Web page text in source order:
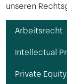
unseren
Arbeitsrecht
Intellectual
Private